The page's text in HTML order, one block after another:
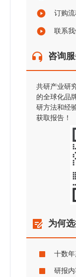
订购流
联系我
咨询
共研产业研
的全球化品
研方法和经
获取报告！
为何
十数
研报